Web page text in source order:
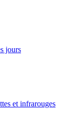
jours
et infrarouges